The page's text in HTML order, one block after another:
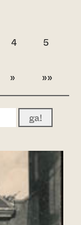
4 5
» »»
ga!